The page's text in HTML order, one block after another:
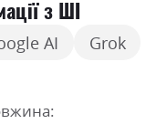
з ШІ
AI Grok